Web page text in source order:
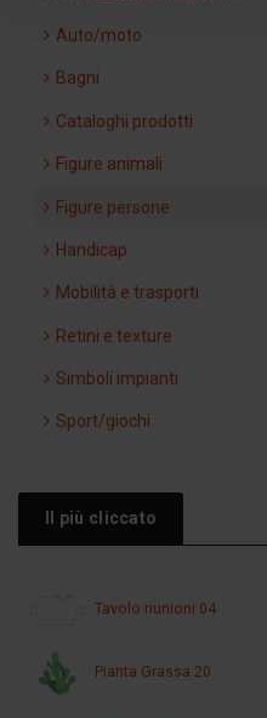
Auto/moto
Bagni
Cataloghi prodotti
Figure animali
Figure persone
Handicap
Mobilità e trasporti
Retini e texture
Simboli impianti
Sport/giochi
Il più cliccato
Tavolo riunioni 04
Pianta Grassa 20